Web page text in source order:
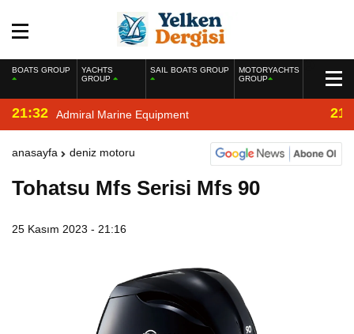
BOATS GROUP
YACHTS
GROUP
SAIL BOATS GROUP
MOTORYACHTS
GROUP
21:32 Admiral Marine Equipment
anasayfa deniz motoru
Tohatsu Mfs Serisi Mfs 90
25 Kasım 2023 - 21:16